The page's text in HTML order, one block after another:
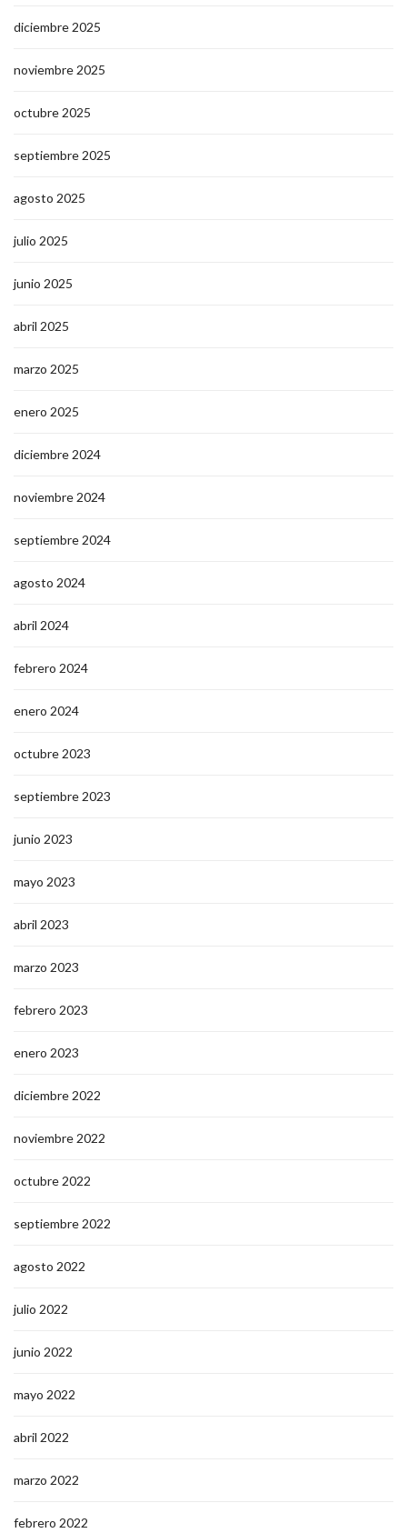
diciembre 2025
noviembre 2025
octubre 2025
septiembre 2025
agosto 2025
julio 2025
junio 2025
abril 2025
marzo 2025
enero 2025
diciembre 2024
noviembre 2024
septiembre 2024
agosto 2024
abril 2024
febrero 2024
enero 2024
octubre 2023
septiembre 2023
junio 2023
mayo 2023
abril 2023
marzo 2023
febrero 2023
enero 2023
diciembre 2022
noviembre 2022
octubre 2022
septiembre 2022
agosto 2022
julio 2022
junio 2022
mayo 2022
abril 2022
marzo 2022
febrero 2022